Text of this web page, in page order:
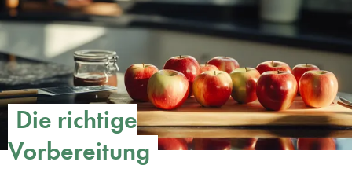
Die richtige
Vorbereitung